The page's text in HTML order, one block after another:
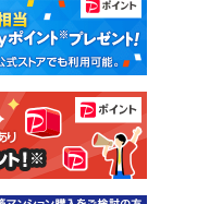
戸建て